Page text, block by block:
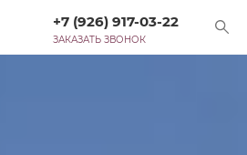
+7 (926) 917-03-22
ЗАКАЗАТЬ ЗВОНОК